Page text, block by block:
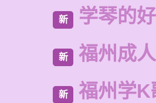
新 学琴的
新 福州成
新 福州学K